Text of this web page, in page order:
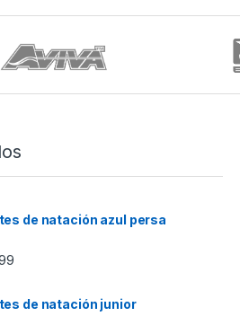
de natación azul persa
de natación junior